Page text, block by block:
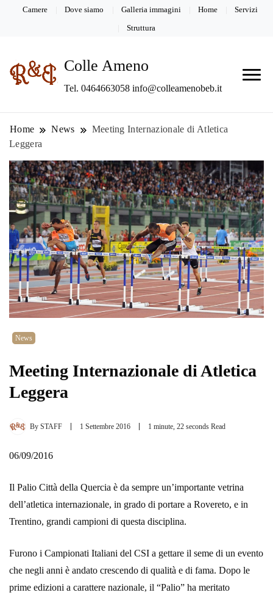
Camere Dove siamo Galleria immagini Home Servizi
Struttura
Colle Ameno
Tel. 0464663058 info@colleamenobeb.it
Home News
Meeting Internazionale di Atletica
Leggera
News
Meeting Internazionale di Atletica
Leggera
By STAFF 1 Settembre 2016 1 minute, 22 seconds Read
06/09/2016
Il Palio Città della Quercia è da sempre un’importante vetrina
dell’atletica internazionale, in grado di portare a Rovereto, e in
Trentino, grandi campioni di questa disciplina.
Furono i Campionati Italiani del CSI a gettare il seme di un evento
che negli anni è andato crescendo di qualità e di fama. Dopo le
prime edizioni a carattere nazionale, il “Palio” ha meritato